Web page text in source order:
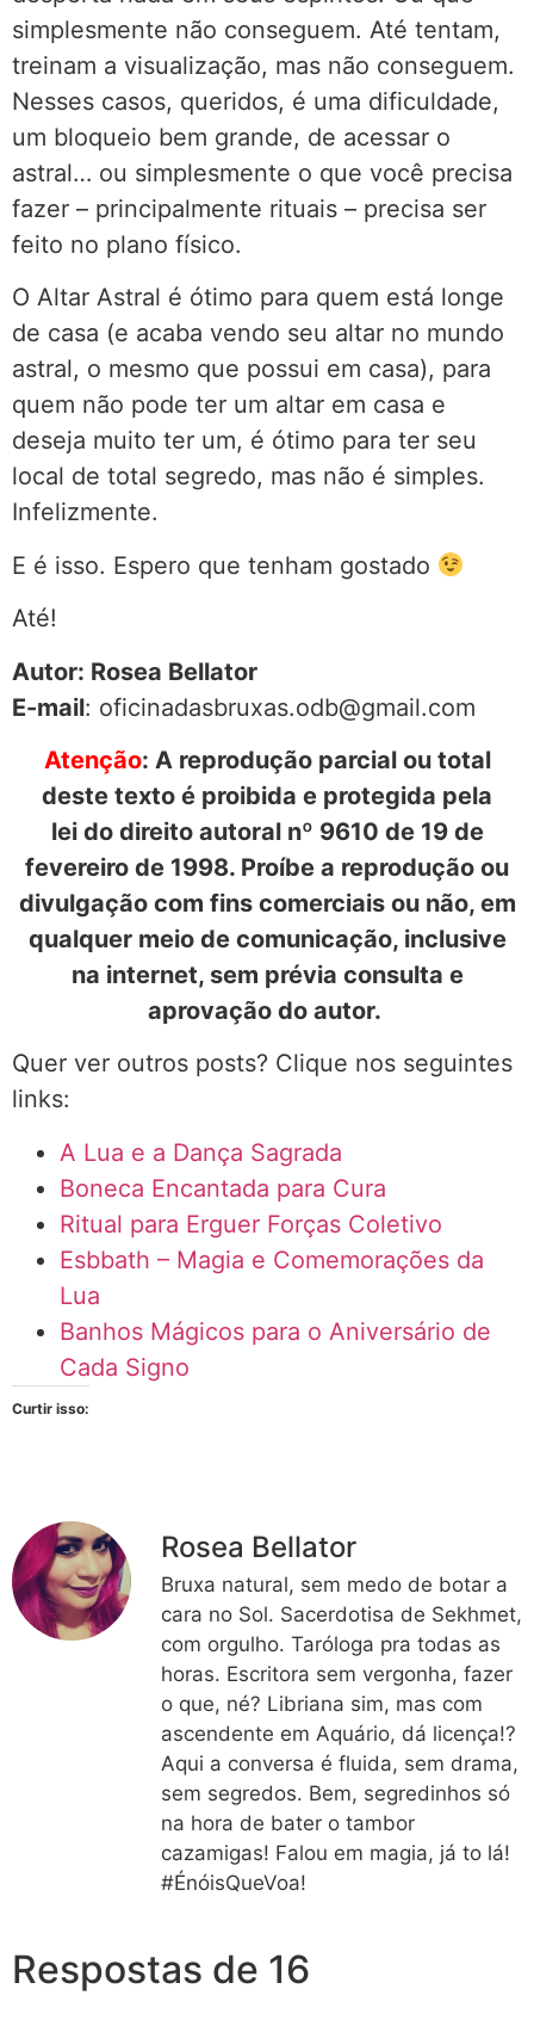
simplesmente não conseguem. Até tentam,
treinam a visualização, mas não conseguem.
Nesses casos, queridos, é uma dificuldade,
um bloqueio bem grande, de acessar o
astral… ou simplesmente o que você precisa
fazer – principalmente rituais – precisa ser
feito no plano físico.
O Altar Astral é ótimo para quem está longe
de casa (e acaba vendo seu altar no mundo
astral, o mesmo que possui em casa), para
quem não pode ter um altar em casa e
deseja muito ter um, é ótimo para ter seu
local de total segredo, mas não é simples.
Infelizmente.
E é isso. Espero que tenham gostado
Até!
Autor: Rosea Bellator
E-mail: oficinadasbruxas.odb@gmail.com
Atenção: A reprodução parcial ou total
deste texto é proibida e protegida pela
lei do direito autoral nº 9610 de 19 de
fevereiro de 1998. Proíbe a reprodução ou
divulgação com fins comerciais ou não, em
qualquer meio de comunicação, inclusive
na internet, sem prévia consulta e
aprovação do autor.
Quer ver outros posts? Clique nos seguintes
links:
A Lua e a Dança Sagrada
Boneca Encantada para Cura
Ritual para Erguer Forças Coletivo
Esbbath – Magia e Comemorações da
Lua
Banhos Mágicos para o Aniversário de
Cada Signo
Curtir isso:
Rosea Bellator
Bruxa natural, sem medo de botar a
cara no Sol. Sacerdotisa de Sekhmet,
com orgulho. Taróloga pra todas as
horas. Escritora sem vergonha, fazer
o que, né? Libriana sim, mas com
ascendente em Aquário, dá licença!?
Aqui a conversa é fluida, sem drama,
sem segredos. Bem, segredinhos só
na hora de bater o tambor
cazamigas! Falou em magia, já to lá!
#ÉnóisQueVoa!
Respostas de 16